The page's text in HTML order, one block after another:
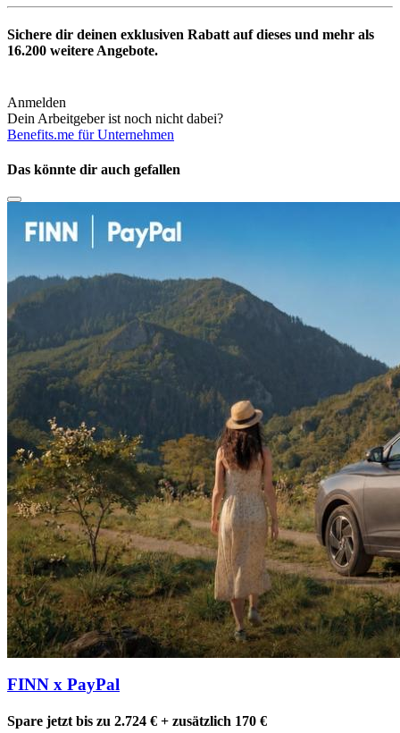
Sichere dir deinen exklusiven Rabatt auf dieses und mehr als
16.200 weitere Angebote.
Anmelden
Dein Arbeitgeber ist noch nicht dabei?
Benefits.me für Unternehmen
Das könnte dir auch gefallen
FINN x PayPal
Spare jetzt bis zu 2.724 € + zusätzlich 170 €